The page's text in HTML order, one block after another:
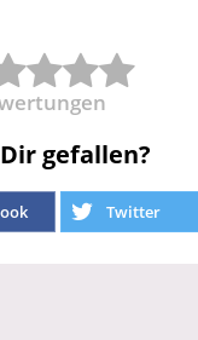
gefallen?
Twitter
I❶I Schnell